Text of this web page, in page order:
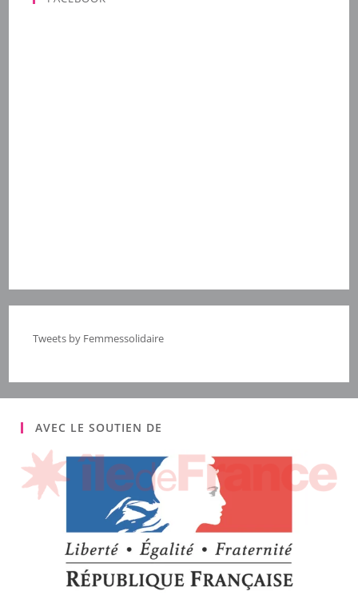
Tweets by Femmessolidaire
AVEC LE SOUTIEN DE